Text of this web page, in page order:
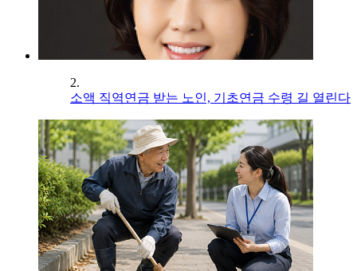
2.
소액 직역연금 받는 노인, 기초연금 수령 길 열린다